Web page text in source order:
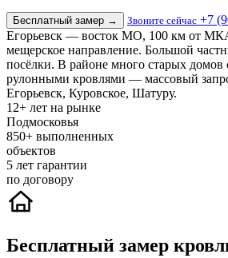
Бесплатный замер → Звоните сейчас +7
Егорьевск — восток МО, 100 км от
мещерское направление. Большой
посёлки. В районе много старых
рулонными кровлями — массовый
Егорьевск, Куровское, Шатуру.
12+ лет на рынке
Подмосковья
850+ выполненных
объектов
5 лет гарантии
по договору
Бесплатный замер